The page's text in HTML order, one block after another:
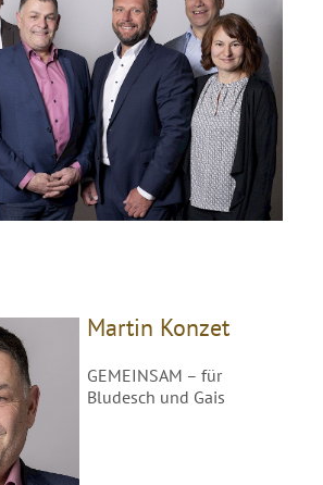
Martin Konzet
GEMEINSAM – für
Bludesch und Gais